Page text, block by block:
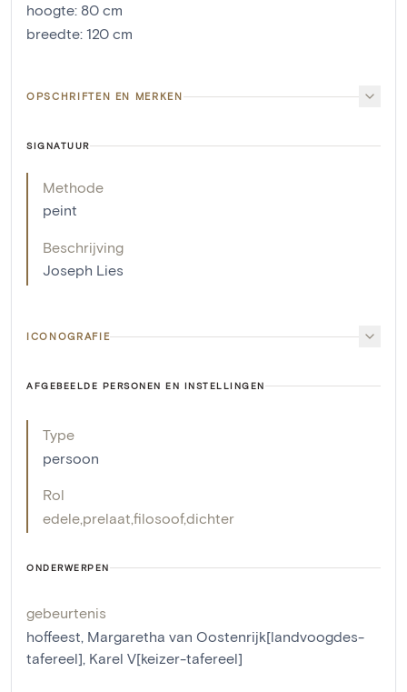
hoogte: 80 cm
breedte: 120 cm
OPSCHRIFTEN EN MERKEN
SIGNATUUR
Methode
peint
Beschrijving
Joseph Lies
ICONOGRAFIE
AFGEBEELDE PERSONEN EN INSTELLINGEN
Type
persoon
Rol
edele prelaat filosoof,dichter
ONDERWERPEN
gebeurtenis
hoffeest, Margaretha van Oostenrijk[landvoogdes-
tafereel], Karel V[keizer-tafereel]